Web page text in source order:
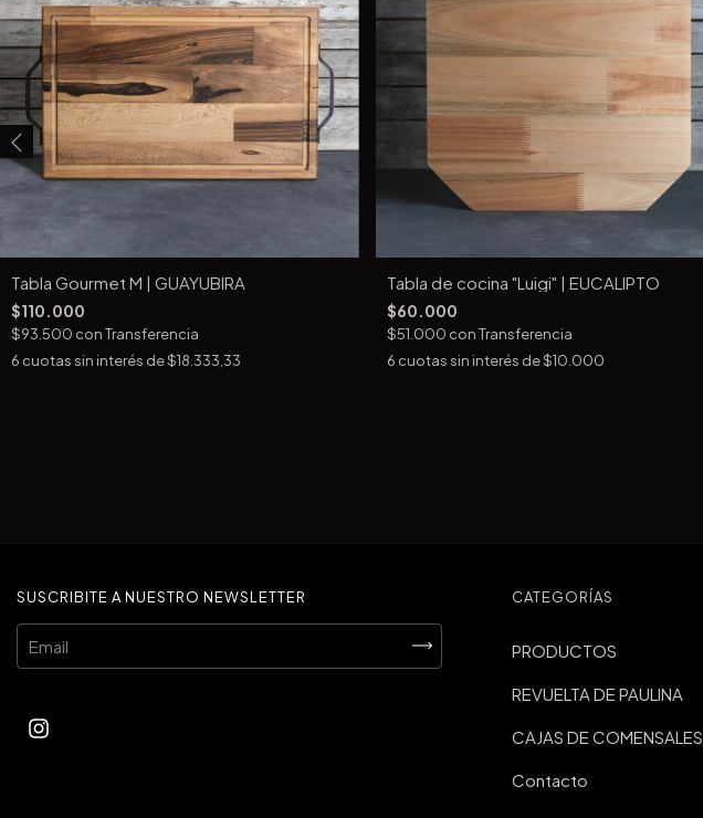
Tabla Gourmet M | GUAYUBIRA
$110.000
$93.500 conTransferencia
6 cuotas sin interés de$18.333,33
Tabla de cocina "Luigi" | EUCALIPTO
$60.000
$51.000 conTransferencia
6 cuotas sin interés de$10.000
SUSCRIBITE A NUESTRO NEWSLETTER CATEGORÍAS
PRODUCTOS
REVUELTA DE PAULINA
CAJAS DE COMENSALES
Contacto